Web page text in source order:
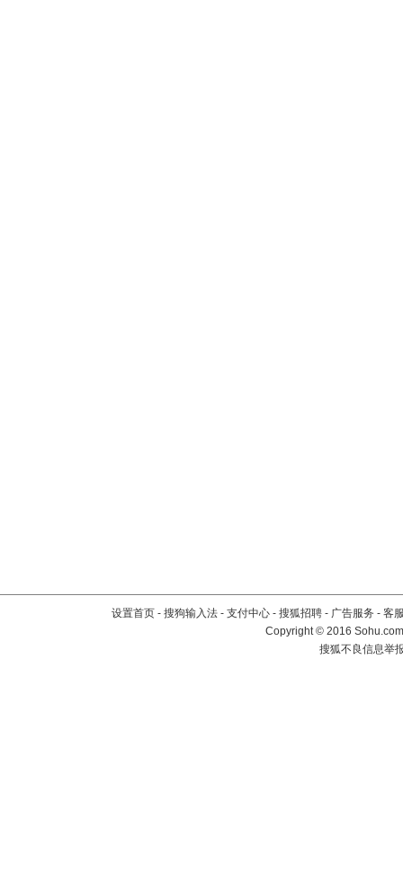
设置首页 - 搜狗输入法 - 支付中心 - 搜狐招聘 - 广告服务 - 客
Copyright©2016
搜狐不良信息举